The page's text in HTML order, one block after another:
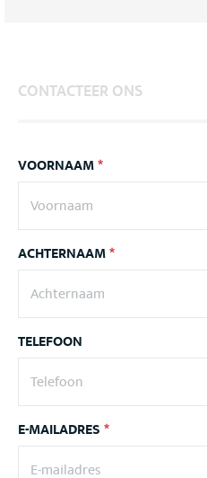
CONTACTEER ONS
VOORNAAM*
ACHTERNAAM*
TELEFOON
E-MAILADRES*